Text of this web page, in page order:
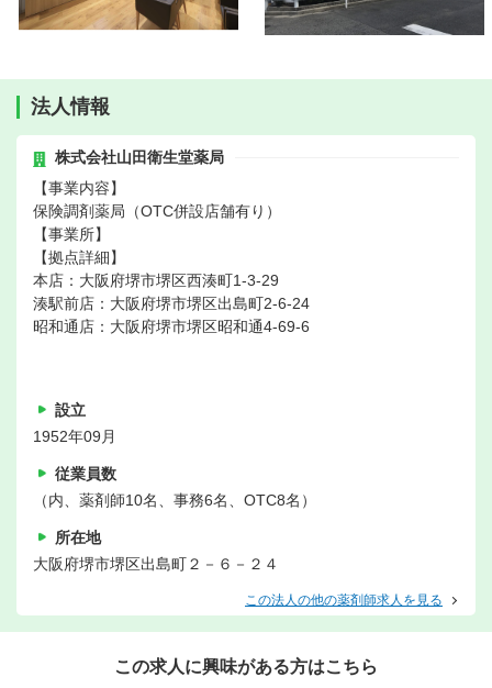
法人情報
株式会社山田衛生堂薬局
【事業内容】
保険調剤薬局（OTC併設店舗有り）
【事業所】
【拠点詳細】
本店：大阪府堺市堺区西湊町1-3-29
湊駅前店：大阪府堺市堺区出島町2-6-24
昭和通店：大阪府堺市堺区昭和通4-69-6
設立
1952年09月
従業員数
（内、薬剤師10名、事務6名、OTC8名）
所在地
大阪府堺市堺区出島町２－６－２４
この法人の他の薬剤師求人を見る
この求人に興味がある方はこちら